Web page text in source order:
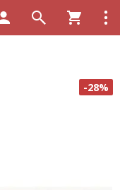
-28%